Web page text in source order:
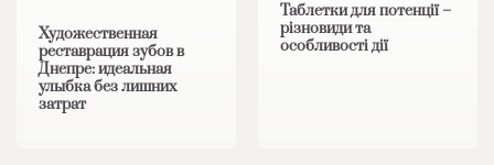
Художественная
реставрация зубов в
Днепре: идеальная
улыбка без лишних
затрат
Таблетки для потенції –
різновиди та
особливості дії